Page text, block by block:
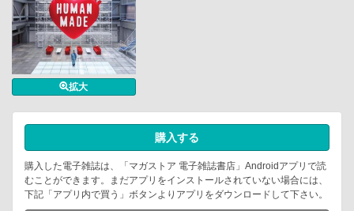
拡大
購入する
購入した電子雑誌は、「マガストア 電子雑誌書店」Androidアプリで読
むことができます。まだアプリをインストールされていない場合には、
下記「アプリ内で買う」ボタンよりアプリをダウンロードして下さい。